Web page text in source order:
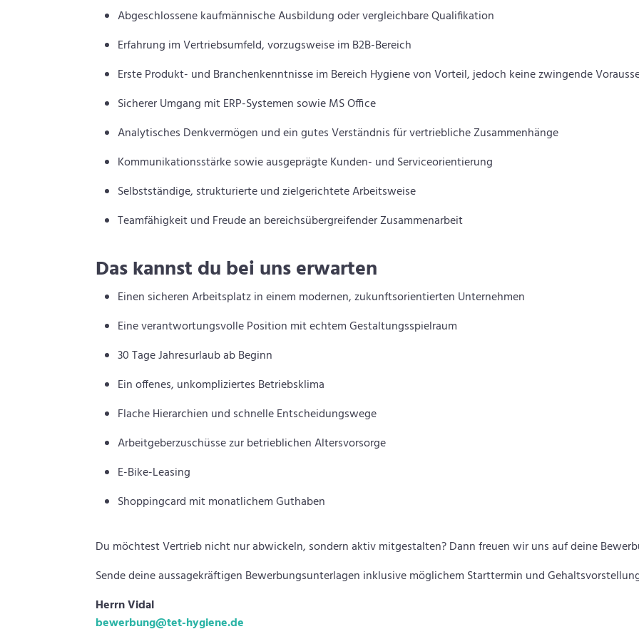
Abgeschlossene kaufmännische Ausbildung oder vergleichbare Qualifikation
Erfahrung im Vertriebsumfeld, vorzugsweise im B2B-Bereich
Erste Produkt- und Branchenkenntnisse im Bereich Hygiene von Vorteil, jedoch keine zwingende
Sicherer Umgang mit ERP-Systemen sowie MS Office
Analytisches Denkvermögen und ein gutes Verständnis für vertriebliche Zusammenhänge
Kommunikationsstärke sowie ausgeprägte Kunden- und Serviceorientierung
Selbstständige, strukturierte und zielgerichtete Arbeitsweise
Teamfähigkeit und Freude an bereichsübergreifender Zusammenarbeit
Das kannst du bei uns erwarten
Einen sicheren Arbeitsplatz in einem modernen, zukunftsorientierten Unternehmen
Eine verantwortungsvolle Position mit echtem Gestaltungsspielraum
30 Tage Jahresurlaub ab Beginn
Ein offenes, unkompliziertes Betriebsklima
Flache Hierarchien und schnelle Entscheidungswege
Arbeitgeberzuschüsse zur betrieblichen Altersvorsorge
E-Bike-Leasing
Shoppingcard mit monatlichem Guthaben
Du möchtest Vertrieb nicht nur abwickeln, sondern aktiv mitgestalten? Dann freuen wir uns auf deine
Sende deine aussagekräftigen Bewerbungsunterlagen inklusive möglichem Starttermin und
Herrn Vidal
bewerbung@tet-hygiene.de